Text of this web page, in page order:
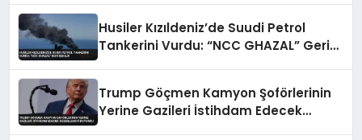
Husiler Kızıldeniz’de Suudi Petrol
Tankerini Vurdu: “NCC GHAZAL” Geri
Trump Göçmen Kamyon Şoförlerinin
Yerine Gazileri İstihdam Edecek